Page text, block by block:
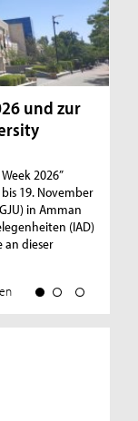
und zur
2026”
19. November
in Amman
(IAD)
an dieser